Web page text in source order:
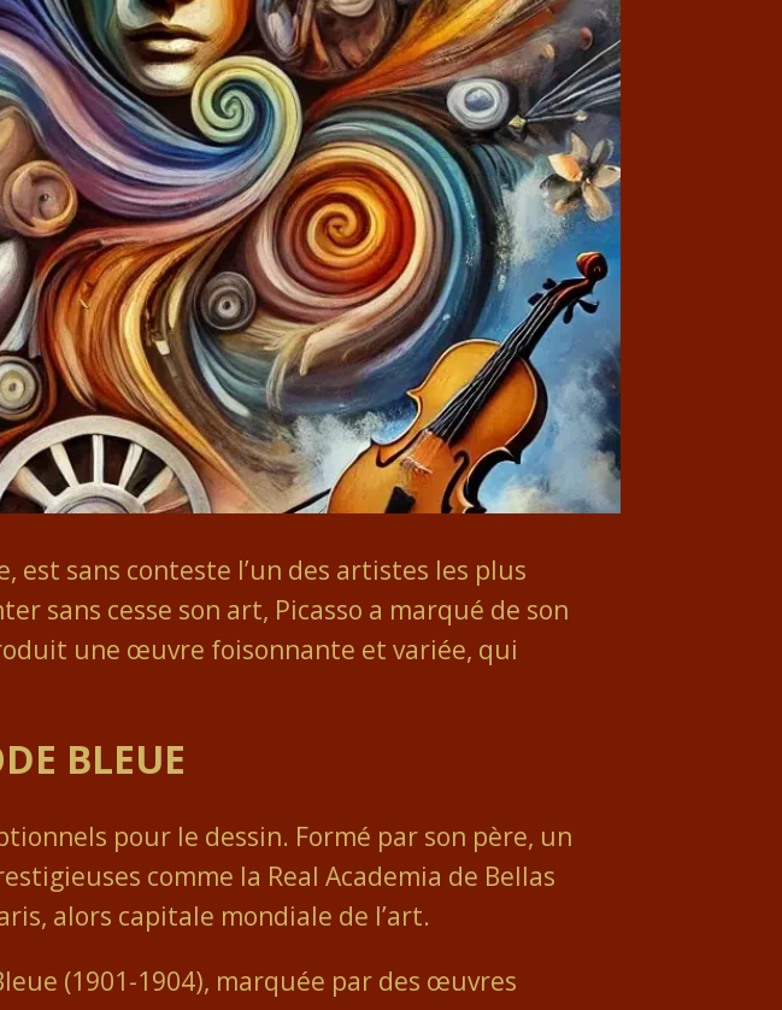
est sans conteste l’un des artistes les plus
sans cesse son art, Picasso a marqué de son
une œuvre foisonnante et variée, qui
BLEUE
pour le dessin. Formé par son père, un
comme la Real Academia de Bellas
alors capitale mondiale de l’art.
(1901-1904), marquée par des œuvres